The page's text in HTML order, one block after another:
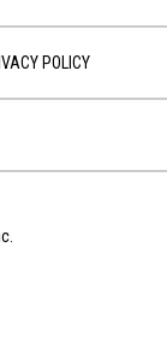
POLICY